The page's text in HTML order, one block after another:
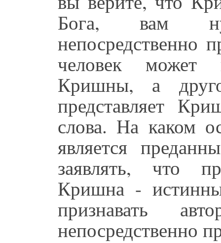
Бога, вам
непосредственно
человек может
Кришны, а
представляет
слова. На каком
является
заявлять, что
Кришна -
признавать
непосредственно